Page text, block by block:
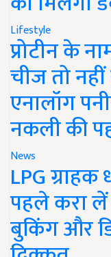
Lifestyle
प्रोटीन के
चीज तो
एनालॉग
नकली की
News
LPG
पहले करा लें
बुकिंग और